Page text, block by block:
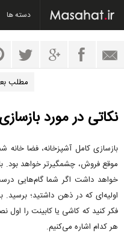
دسته ها
مطلب
نکاتی در مورد
بازسازی کامل آشپزخانه، فضا خانه
موقع فروش، چشمگیرتر خواهد بود.
خواهد داشت اگر شما گام‌هایی
اولیه‌ای که در ذهن داشتید؛ برسید.
فکر کنید که کاشی یا کابینت را اول
هر کدام اشاره می‌کنیم.